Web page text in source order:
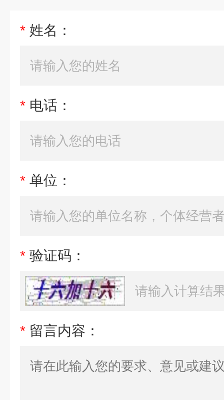
* 姓名：
* 电话：
* 单位：
* 验证码：
* 留言内容：